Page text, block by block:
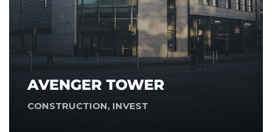
AVENGER TOWER
CONSTRUCTION, INVEST